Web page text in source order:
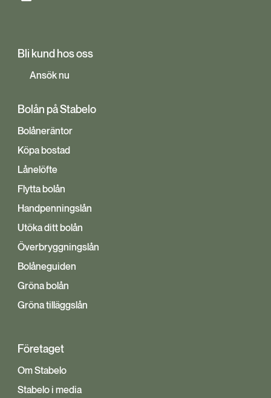
Bli kund hos oss
Ansök nu
Bolån på Stabelo
Bolåneräntor
Köpa bostad
Lånelöfte
Flytta bolån
Handpenningslån
Utöka ditt bolån
Överbryggningslån
Bolåneguiden
Gröna bolån
Gröna tilläggslån
Företaget
Om Stabelo
Stabelo i media